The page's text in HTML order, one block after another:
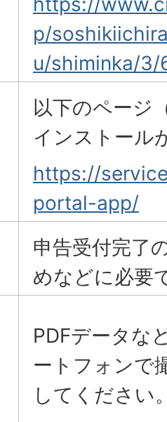
p/
u/shiminka/3/
以下のページ
インストール
https://
portal-app/
申告受付完了
めなどに必要
PDFデータな
ートフォンで
してください